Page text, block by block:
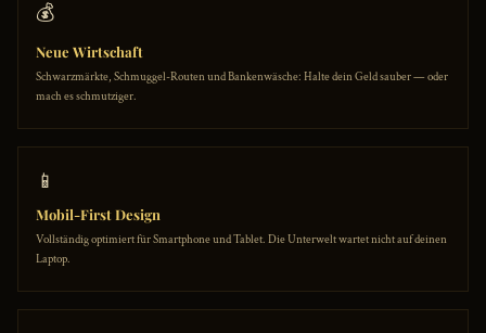
💰
Neue Wirtschaft
Schwarzmärkte, Schmuggel-Routen und Bankenwäsche: Halte dein Geld sauber — oder
mach es schmutziger.
📱
Mobil-First Design
Vollständig optimiert für Smartphone und Tablet. Die Unterwelt wartet nicht auf deinen
Laptop.